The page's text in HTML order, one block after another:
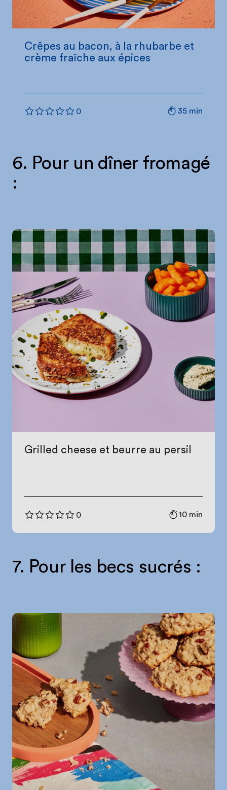
Crêpes au bacon, à la rhubarbe et
crème fraîche aux épices
0 35 min
6. Pour un dîner fromagé
:
Grilled cheese et beurre au persil
0 10 min
7. Pour les becs sucrés :